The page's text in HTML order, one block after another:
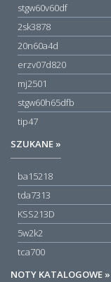
stgw60v60df
2sk3878
20n60a4d
erzv07d820
mj2501
stgw60h65dfb
tip47
SZUKANE »
ba15218
tda7313
KSS213D
5w2k2
tca700
NOTY KATALOGOWE »